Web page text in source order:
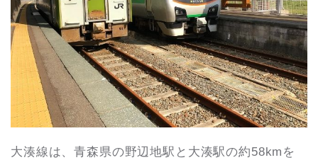
大湊線は、青森県の野辺地駅と大湊駅の約58kmを